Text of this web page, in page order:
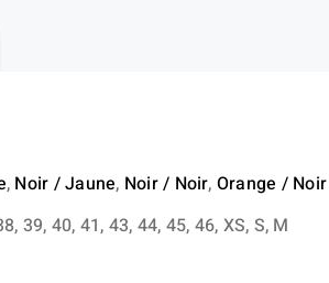
, Noir / Jaune, Noir / Noir, Orange / Noir
39, 40, 41, 43, 44, 45, 46, XS, S, M